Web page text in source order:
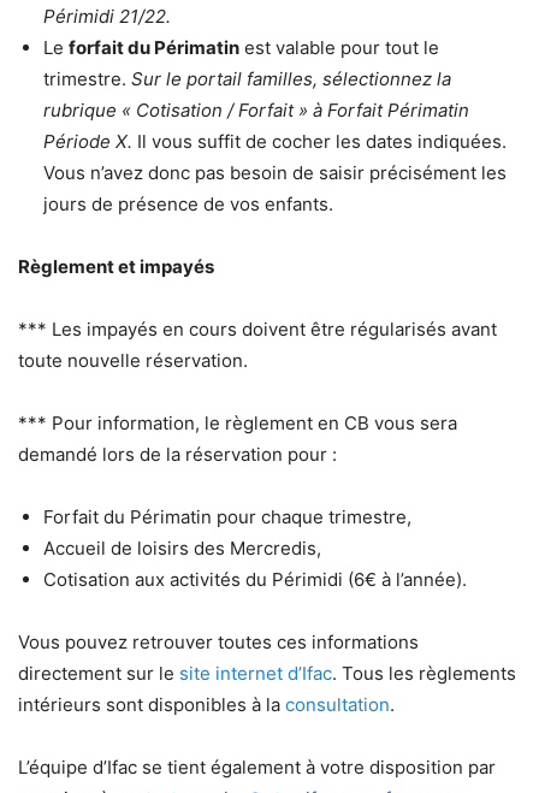
Périmidi 21/22.
Le forfait du Périmatin est valable pour tout le
trimestre. Sur le portail familles, sélectionnez la
rubrique « Cotisation / Forfait » à Forfait Périmatin
Période X. Il vous suffit de cocher les dates indiquées.
Vous n’avez donc pas besoin de saisir précisément les
jours de présence de vos enfants.
Règlement et impayés
*** Les impayés en cours doivent être régularisés avant
toute nouvelle réservation.
*** Pour information, le règlement en CB vous sera
demandé lors de la réservation pour :
Forfait du Périmatin pour chaque trimestre,
Accueil de loisirs des Mercredis,
Cotisation aux activités du Périmidi (6€ à l’année).
Vous pouvez retrouver toutes ces informations
directement sur le site internet d’Ifac. Tous les règlements
intérieurs sont disponibles à la consultation.
L’équipe d’Ifac se tient également à votre disposition par